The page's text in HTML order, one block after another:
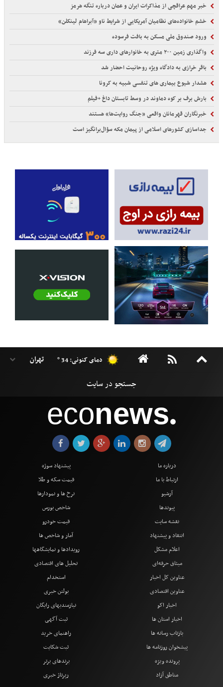
خبر مهم عراقچی از مذاکرات ایران و عمان درباره تنگه هرمز
خشم خانواده‌های نظامیان آمریکایی از شرایط ناو «آبراهام لینکلن»
ورود صندوق ملی مسکن به بافت فرسوده
واگذاری زمین ۲۰۰ متری به خانوارهای داری سه فرزند
باقر خرازی به دادگاه ویژه روحانیت احضار شد
هشدار شیوع بیماری‌ های تنفسی شبیه به کرونا
بارش برف بر کوه دماوند در وسط تابستان داغ +فیلم
خبرنگاران قهرمانان واقعی «جنگ روایت‌ها» هستند
جداسازی کشورهای اسلامی از پیمان مکه سؤال‌برانگیز است
دمای کنونی: 34 °
econews●
درباره ما
ارتباط با ما
آرشیو
پیوندها
نقشه سایت
انتقاد و پیشنهاد
اعلام مشکل
میثاق حرفه‌ای
پیشنهاد سوژه
قیمت سکه و طلا
نرخ ها و نمودارها
شاخص بورس
قیمت خودرو
آمار و شاخص ها
رویدادها و نمایشگاهها
تحلیل های اقتصادی
عناوین کل اخبار
عناوین اقتصادی
اخبار اکو
اخبار استان ها
بازتاب رسانه ها
پیشخوان روزنامه ها
پرونده ویژه
مناطق آزاد
استخدام
بولتن خبری
نیازمندیهای رایگان
ثبت آگهی
راهنمای خرید
ثبت شکایت
برندهای برتر
رپرتاژ خبری